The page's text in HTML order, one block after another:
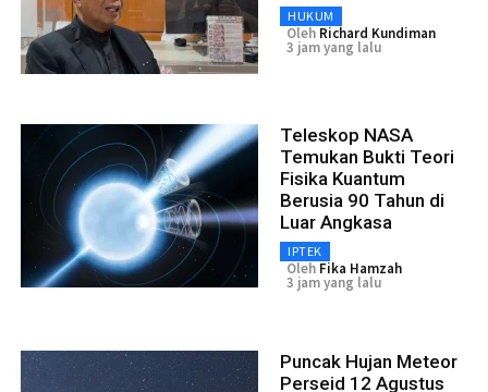
HUKUM
Oleh Richard Kundiman
3 jam yang lalu
Teleskop NASA
Temukan Bukti Teori
Fisika Kuantum
Berusia 90 Tahun di
Luar Angkasa
IPTEK
Oleh Fika Hamzah
3 jam yang lalu
Puncak Hujan Meteor
Perseid 12 Agustus